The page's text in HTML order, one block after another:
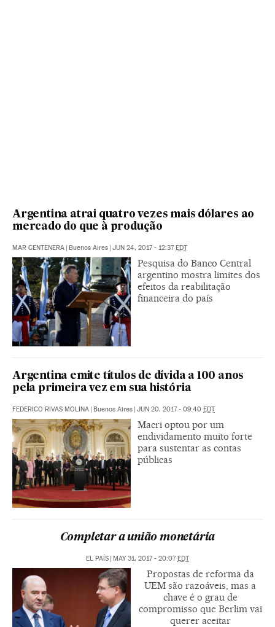
Argentina atrai quatro vezes mais dólares ao
mercado do que à produção
MAR CENTENERA | Buenos Aires | JUN 24, 2017 - 12:37EDT
Pesquisa do Banco Central
argentino mostra limites dos
efeitos da reabilitação
financeira do país
Argentina emite títulos de dívida a 100 anos
pela primeira vez em sua história
FEDERICO RIVAS MOLINA | Buenos Aires | JUN 20, 2017 - 09:40 EDT
Macri optou por um
endividamento muito forte
para sustentar as contas
públicas
Completar a união monetária
EL PAÍS | MAY 31, 2017 - 20:07EDT
Propostas de reforma da
UEM são razoáveis, mas a
chave é o grau de
compromisso que Berlim vai
querer aceitar